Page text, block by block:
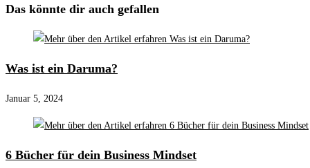
Das könnte dir auch gefallen
Was ist ein Daruma?
Januar 5, 2024
6 Bücher für dein Business Mindset